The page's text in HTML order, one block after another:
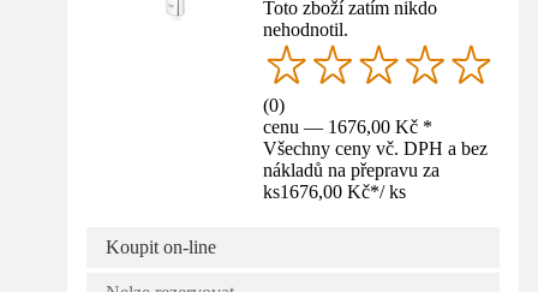
Toto zboží zatím nikdo
nehodnotil.
(0)
cenu — 1676,00 Kč *
Všechny ceny vč. DPH a bez
nákladů na přepravu za
ks1676,00 Kč*/ ks
Koupit on-line